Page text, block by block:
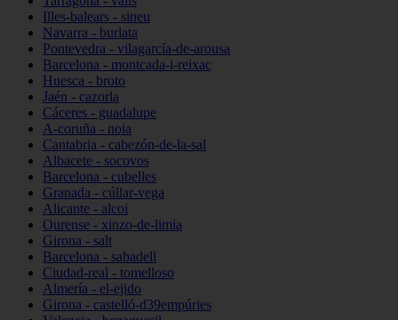
Illes-balears - sineu
Navarra - burlata
Pontevedra - vilagarcía-de-arousa
Barcelona - montcada-i-reixac
Huesca - broto
Jaén - cazorla
Cáceres - guadalupe
A-coruña - noia
Cantabria - cabezón-de-la-sal
Albacete - socovos
Barcelona - cubelles
Granada - cúllar-vega
Alicante - alcoi
Ourense - xinzo-de-limia
Girona - salt
Barcelona - sabadell
Ciudad-real - tomelloso
Almería - el-ejido
Girona - castelló-d39empúries